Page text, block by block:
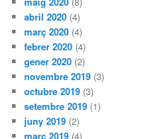
abril 2020 (4)
març 2020 (4)
febrer 2020 (4)
gener 2020 (2)
novembre 2019 (3)
octubre 2019 (3)
setembre 2019 (1)
juny 2019 (2)
març 2019 (4)